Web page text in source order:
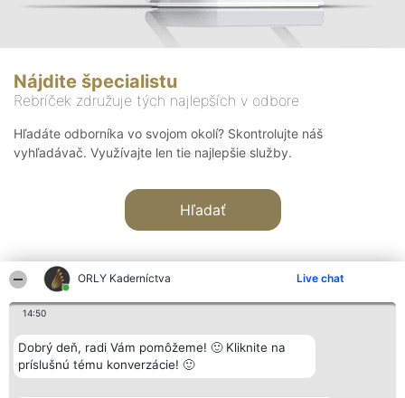
ORLY Kaderníctva Live chat
14:50
Dobrý deň, radi Vám pomôžeme! 🙂 Kliknite na
príslušnú tému konverzácie! 🙂
Nájdite špecialistu
Rebríček združuje tých najlepších v odbore
Hľadáte odborníka vo svojom okolí? Skontrolujte náš
vyhľadávač. Využívajte len tie najlepšie služby.
Hľadať
Organizátor hodnotenia
Bright Side Solutions sp. z o.
o. sp. k.
Hodnotenie
Laureáti
Lista
Kontakt
Kontakt